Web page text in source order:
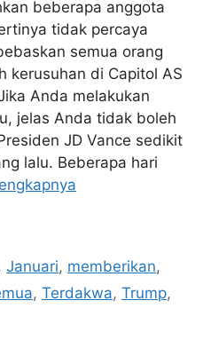
beberapa anggota
tidak percaya
semua orang
kerusuhan di Capitol AS
Anda melakukan
jelas Anda tidak boleh
JD Vance sedikit
lalu. Beberapa hari
Januari, memberikan,
, Terdakwa, Trump,